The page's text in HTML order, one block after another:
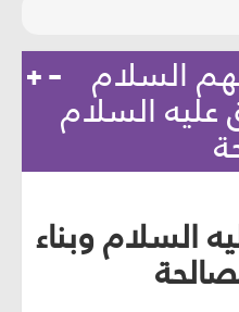
السلام
عليه السلام
السلام وبناء